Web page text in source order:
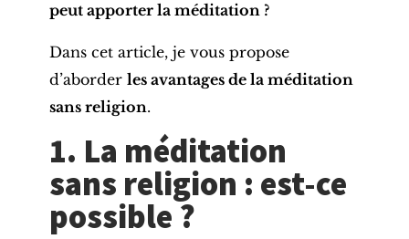
peut apporter la méditation ?
Dans cet article, je vous propose
d’aborder les avantages de la méditation
sans religion.
1. La méditation
sans religion : est-ce
possible ?